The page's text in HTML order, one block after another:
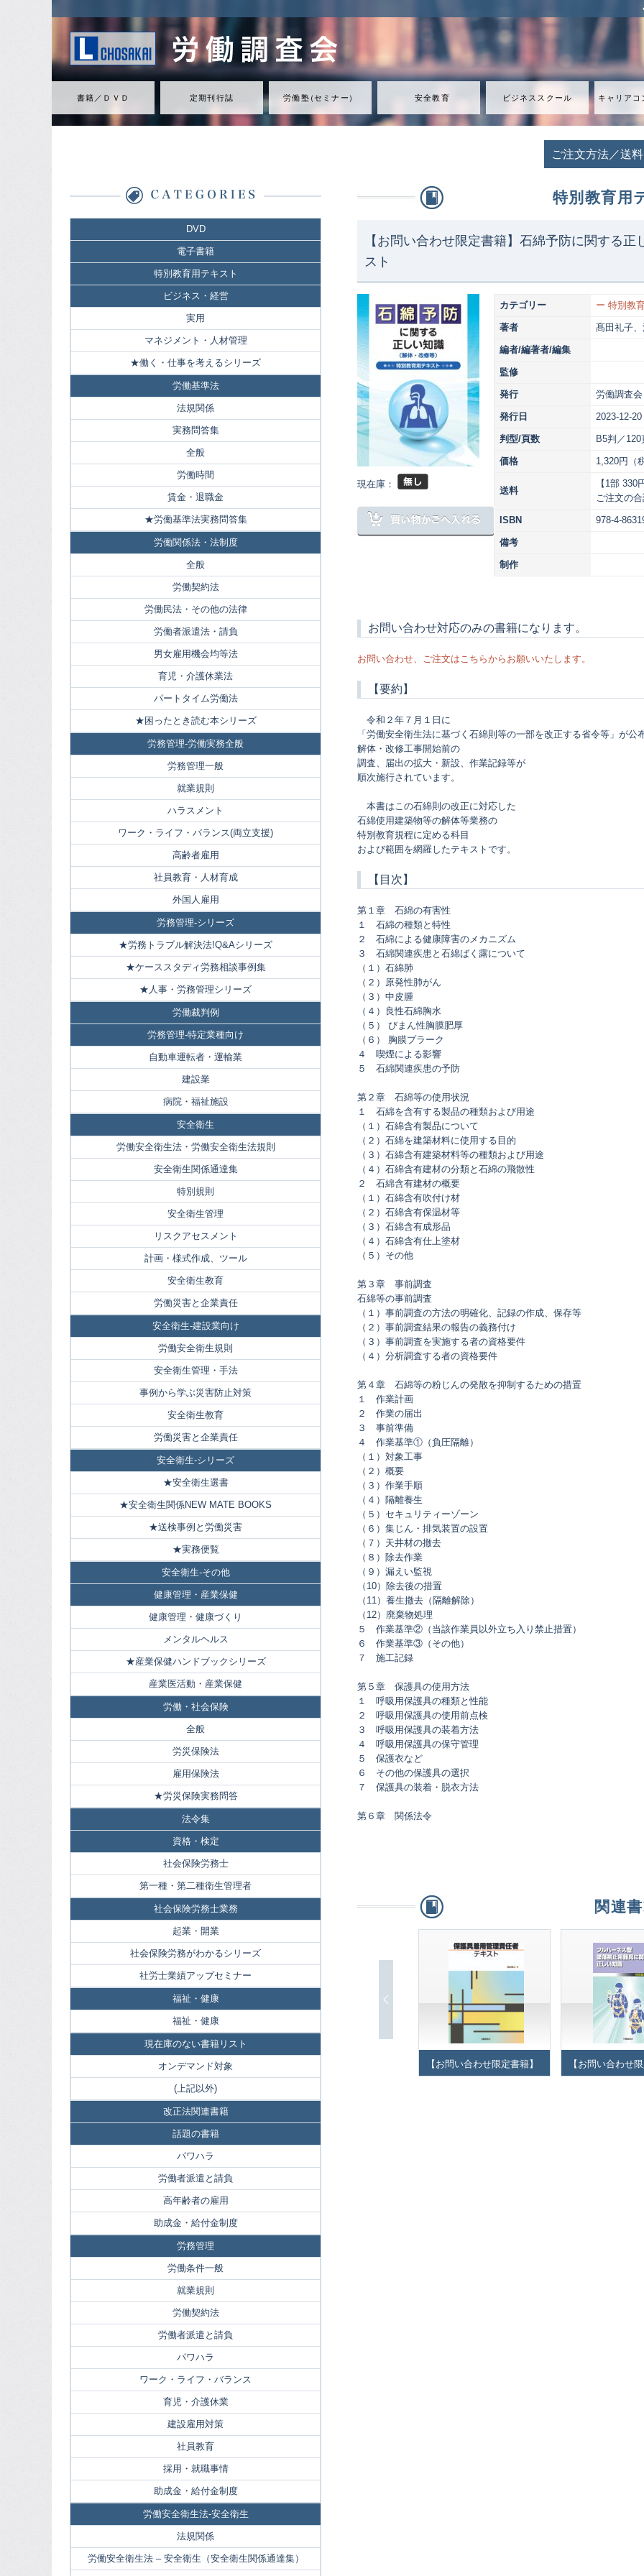
書籍／ＤＶＤ 定期刊行誌 労働塾（セミナ ー ） 安全教育 ビジネススクール キャリアコ
ご注文方法／送料
特別教育用
【お問い合わせ限定書籍】石綿予防に関する
スト
カテゴリー ー 特別教
著者 髙田礼子
編者/編著者/編集
監修
発行 労働調査会
発行日 2023-12-20
判型/頁数 B5判／120
価格 1,320円（
送料
【1部 330
ご注文の
ISBN 978-4-
備考
制作
現在庫：
お問い合わせ対応のみの書籍になります。
お問い合わせ、ご注文はこちらからお願いいたします。
【要約】
令和２年７月１日に
「労働安全衛生法に基づく石綿則等の一部を改正する省令等」が公
解体・改修工事開始前の
調査、届出の拡大・新設、作業記録等が
順次施行されています。
本書はこの石綿則の改正に対応した
石綿使用建築物等の解体等業務の
特別教育規程に定める科目
および範囲を網羅したテキストです。
【目次】
第１章 石綿の有害性
１ 石綿の種類と特性
２ 石綿による健康障害のメカニズム
３ 石綿関連疾患と石綿ばく露について
（１）石綿肺
（２）原発性肺がん
（３）中皮腫
（４）良性石綿胸水
（５） びまん性胸膜肥厚
（６） 胸膜プラーク
４ 喫煙による影響
５ 石綿関連疾患の予防
第２章 石綿等の使用状況
１ 石綿を含有する製品の種類および用途
（１）石綿含有製品について
（２）石綿を建築材料に使用する目的
（３）石綿含有建築材料等の種類および用途
（４）石綿含有建材の分類と石綿の飛散性
２ 石綿含有建材の概要
（１）石綿含有吹付け材
（２）石綿含有保温材等
（３）石綿含有成形品
（４）石綿含有仕上塗材
（５）その他
第３章 事前調査
石綿等の事前調査
（１）事前調査の方法の明確化、記録の作成、保存等
（２）事前調査結果の報告の義務付け
（３）事前調査を実施する者の資格要件
（４）分析調査する者の資格要件
第４章 石綿等の粉じんの発散を抑制するための措置
１ 作業計画
２ 作業の届出
３ 事前準備
４ 作業基準①（負圧隔離）
（１）対象工事
（２）概要
（３）作業手順
（４）隔離養生
（５）セキュリティーゾーン
（６）集じん・排気装置の設置
（７）天井材の撤去
（８）除去作業
（９）漏えい監視
（10）除去後の措置
（11）養生撤去（隔離解除）
（12）廃棄物処理
５ 作業基準②（当該作業員以外立ち入り禁止措置）
６ 作業基準③（その他）
７ 施工記録
第５章 保護具の使用方法
１ 呼吸用保護具の種類と性能
２ 呼吸用保護具の使用前点検
３ 呼吸用保護具の装着方法
４ 呼吸用保護具の保守管理
５ 保護衣など
６ その他の保護具の選択
７ 保護具の装着・脱衣方法
第６章 関係法令
関連
【お問い合わせ限定書籍】
保護具着用管理責任者テキ
【お問い合わせ
フルハーネス型
DVD
電子書籍
特別教育用テキスト
ビジネス・経営
実用
マネジメント・人材管理
★働く・仕事を考えるシリーズ
労働基準法
法規関係
実務問答集
全般
労働時間
賃金・退職金
★労働基準法実務問答集
労働関係法・法制度
全般
労働契約法
労働民法・その他の法律
労働者派遣法・請負
男女雇用機会均等法
育児・介護休業法
パートタイム労働法
★困ったとき読む本シリーズ
労務管理-労働実務全般
労務管理一般
就業規則
ハラスメント
ワーク・ライフ・バランス(両立支援)
高齢者雇用
社員教育・人材育成
外国人雇用
労務管理-シリーズ
★労務トラブル解決法!Q&Aシリーズ
★ケーススタディ労務相談事例集
★人事・労務管理シリーズ
労働裁判例
労務管理-特定業種向け
自動車運転者・運輸業
建設業
病院・福祉施設
安全衛生
労働安全衛生法・労働安全衛生法規則
安全衛生関係通達集
特別規則
安全衛生管理
リスクアセスメント
計画・様式作成、ツール
安全衛生教育
労働災害と企業責任
安全衛生-建設業向け
労働安全衛生規則
安全衛生管理・手法
事例から学ぶ災害防止対策
安全衛生教育
労働災害と企業責任
安全衛生-シリーズ
★安全衛生選書
★安全衛生関係NEW MATE BOOKS
★送検事例と労働災害
★実務便覧
安全衛生-その他
健康管理・産業保健
健康管理・健康づくり
メンタルヘルス
★産業保健ハンドブックシリーズ
産業医活動・産業保健
労働・社会保険
全般
労災保険法
雇用保険法
★労災保険実務問答
法令集
資格・検定
社会保険労務士
第一種・第二種衛生管理者
社会保険労務士業務
起業・開業
社会保険労務がわかるシリーズ
社労士業績アップセミナー
福祉・健康
福祉・健康
現在庫のない書籍リスト
オンデマンド対象
(上記以外)
改正法関連書籍
話題の書籍
パワハラ
労働者派遣と請負
高年齢者の雇用
助成金・給付金制度
労務管理
労働条件一般
就業規則
労働契約法
労働者派遣と請負
パワハラ
ワーク・ライフ・バランス
育児・介護休業
建設雇用対策
社員教育
採用・就職事情
助成金・給付金制度
労働安全衛生法-安全衛生
法規関係
労働安全衛生法 – 安全衛生（安全衛生関係通達集）